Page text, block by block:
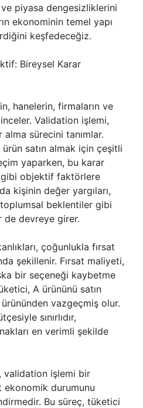
ve piyasa dengesizliklerini
ekonominin temel yapı
keşfedeceğiz.
Bireysel Karar
hanelerin, firmaların ve
Validation işlemi,
sürecini tanımlar.
satın almak için çeşitli
yaparken, bu karar
objektif faktörlere
kişinin değer yargıları,
beklentiler gibi
devreye girer.
çoğunlukla fırsat
şekillenir. Fırsat maliyeti,
bir seçeneği kaybetme
A ürününü satın
vazgeçmiş olur.
sınırlıdır,
en verimli şekilde
validation işlemi bir
ekonomik durumunu
Bu süreç, tüketici